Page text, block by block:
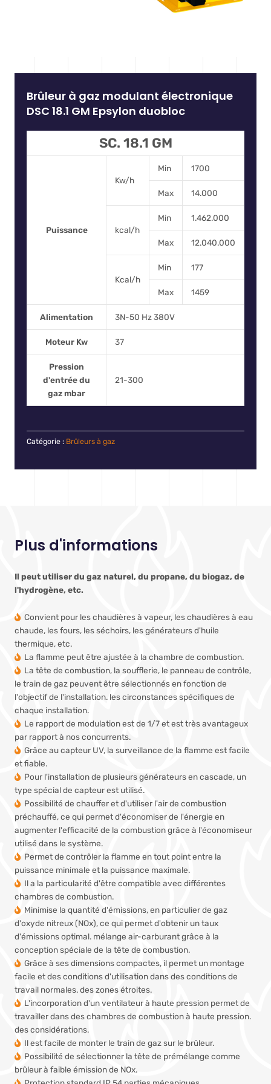
Brûleur à gaz modulant électronique
DSC 18.1 GM Epsylon duobloc
SC. 18.1 GM
Puissance
Kw/h
Min 1700
Max 14.000
kcal/h
Min 1.462.000
Max 12.040.000
Kcal/h
Min 177
Max 1459
Alimentation 3N-50 Hz 380V
Moteur Kw 37
Pression
d'entrée du
gaz mbar
21-300
Catégorie : Brûleurs à gaz
Plus d'informations
Il peut utiliser du gaz naturel, du propane, du biogaz, de
l'hydrogène, etc.
Convient pour les chaudières à vapeur, les chaudières à eau
chaude, les fours, les séchoirs, les générateurs d'huile
thermique, etc.
La flamme peut être ajustée à la chambre de combustion.
La tête de combustion, la soufflerie, le panneau de contrôle,
le train de gaz peuvent être sélectionnés en fonction de
l'objectif de l'installation. les circonstances spécifiques de
chaque installation.
Le rapport de modulation est de 1/7 et est très avantageux
par rapport à nos concurrents.
Grâce au capteur UV, la surveillance de la flamme est facile
et fiable.
Pour l'installation de plusieurs générateurs en cascade, un
type spécial de capteur est utilisé.
Possibilité de chauffer et d'utiliser l'air de combustion
préchauffé, ce qui permet d'économiser de l'énergie en
augmenter l'efficacité de la combustion grâce à l'économiseur
utilisé dans le système.
Permet de contrôler la flamme en tout point entre la
puissance minimale et la puissance maximale.
Il a la particularité d'être compatible avec différentes
chambres de combustion.
Minimise la quantité d'émissions, en particulier de gaz
d'oxyde nitreux (NOx), ce qui permet d'obtenir un taux
d'émissions optimal. mélange air-carburant grâce à la
conception spéciale de la tête de combustion.
Grâce à ses dimensions compactes, il permet un montage
facile et des conditions d'utilisation dans des conditions de
travail normales.des zones étroites.
L'incorporation d'un ventilateur à haute pression permet de
travailler dans des chambres de combustion à haute pression.
des considérations.
Il est facile de monter le train de gaz sur le brûleur.
Possibilité de sélectionner la tête de prémélange comme
brûleur à faible émission de NOx.